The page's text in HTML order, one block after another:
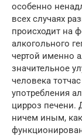
особенно
всех случаях
происходит на
алкогольного
чертой именно
значительное
человека
употребления
цирроз печени.
ничем иным,